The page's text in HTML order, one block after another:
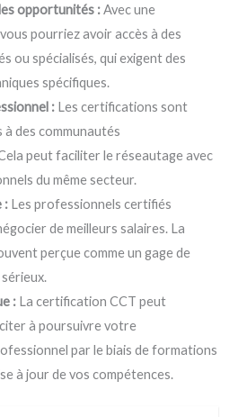
opportunités :Avec une
pourriez avoir accès à des
ou spécialisés, qui exigent des
spécifiques.
: Les certifications sont
des communautés
peut faciliter le réseautage avec
du même secteur.
: Les professionnels certifiés
de meilleurs salaires. La
perçue comme un gage de
: La certification CCT peut
à poursuivre votre
par le biais de formations
à jour de vos compétences.